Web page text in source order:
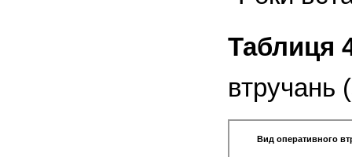
Таблиця
втручань
Вид оперативного